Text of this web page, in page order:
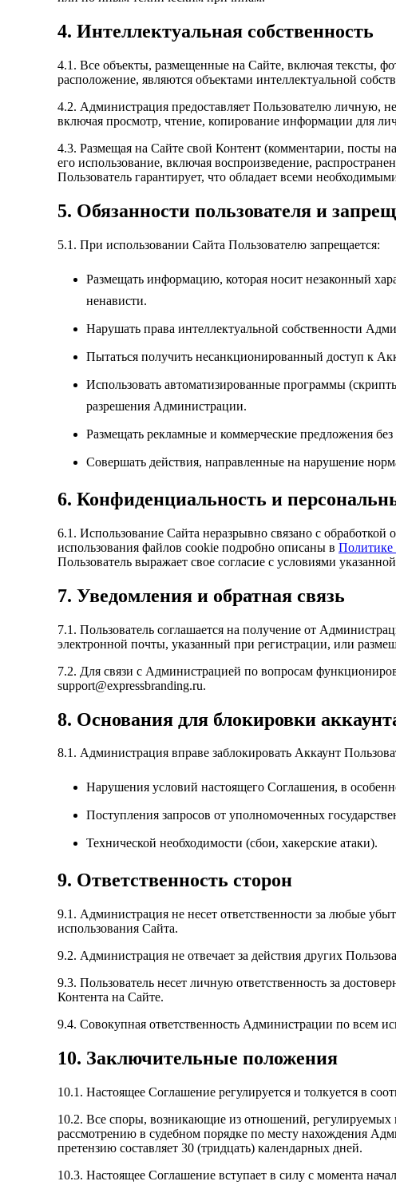
4. Интеллектуальная собственность
4.1. Все объекты, размещенные на Сайте, включая тексты,
расположение, являются объектами интеллектуальной
4.2. Администрация предоставляет Пользователю личную,
включая просмотр, чтение, копирование информации для
4.3. Размещая на Сайте свой Контент (комментарии, посты
его использование, включая воспроизведение,
Пользователь гарантирует, что обладает всеми
5. Обязанности пользователя и
5.1. При использовании Сайта Пользователю запрещается:
Размещать информацию, которая носит незаконный
ненависти.
Нарушать права интеллектуальной собственности
Пытаться получить несанкционированный доступ к
Использовать автоматизированные программы
разрешения Администрации.
Размещать рекламные и коммерческие предложения
Совершать действия, направленные на нарушение
6. Конфиденциальность и
6.1. Использование Сайта неразрывно связано с
использования файлов cookie подробно описаны в Политике
Пользователь выражает свое согласие с условиями
7. Уведомления и обратная связь
7.1. Пользователь соглашается на получение от
электронной почты, указанный при регистрации, или
7.2. Для связи с Администрацией по вопросам
support@expressbranding.ru.
8. Основания для блокировки
8.1. Администрация вправе заблокировать Аккаунт
Нарушения условий настоящего Соглашения, в
Поступления запросов от уполномоченных
Технической необходимости (сбои, хакерские атаки).
9. Ответственность сторон
9.1. Администрация не несет ответственности за любые
использования Сайта.
9.2. Администрация не отвечает за действия других
9.3. Пользователь несет личную ответственность за
Контента на Сайте.
9.4. Совокупная ответственность Администрации по всем
10. Заключительные положения
10.1. Настоящее Соглашение регулируется и толкуется в
10.2. Все споры, возникающие из отношений,
рассмотрению в судебном порядке по месту нахождения
претензию составляет 30 (тридцать) календарных дней.
10.3. Настоящее Соглашение вступает в силу с момента